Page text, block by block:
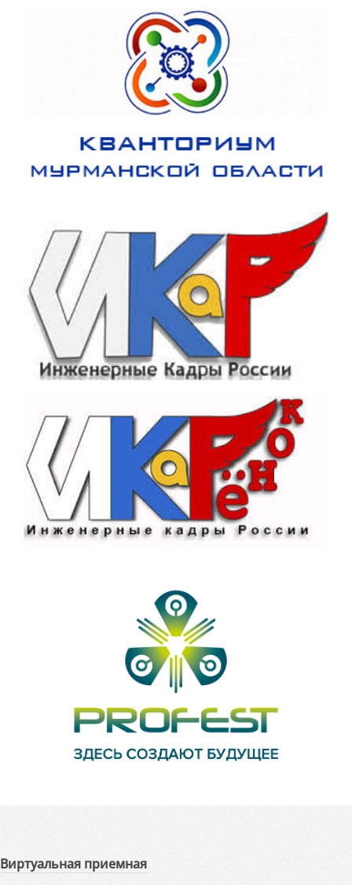
Виртуальная приемная